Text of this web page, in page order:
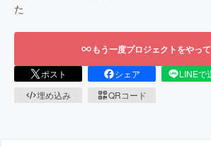
た
もう一度プロジェクトをやっ
ポスト シェア LINEで
埋め込み
QRコード